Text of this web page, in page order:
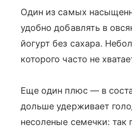
Один из самых
удобно добавлять в
йогурт без сахара.
которого часто не
Еще один плюс — в
дольше удерживает
несоленые семечки: